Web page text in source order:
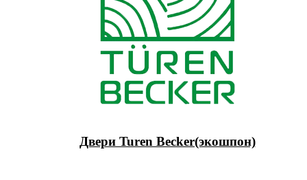
Двери Turen Becker(экошпон)